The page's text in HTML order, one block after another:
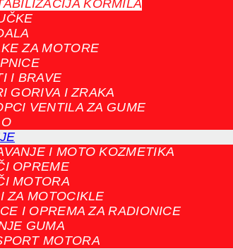
KORMILA
ZA MOTORE
I BRAVE
GORIVA I ZRAKA
VENTILA ZA GUME
I MOTO KOZMETIKA
OPREME
MOTORA
ZA MOTOCIKLE
I OPREMA ZA RADIONICE
GUMA
MOTORA